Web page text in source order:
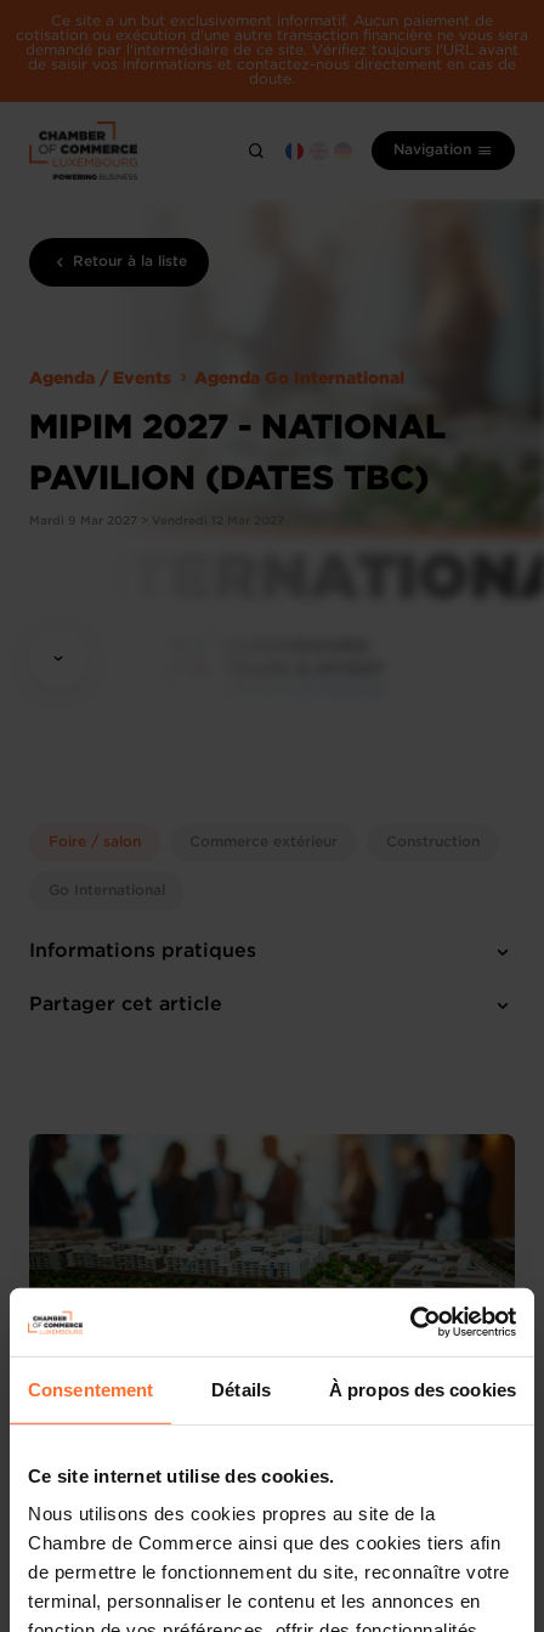
Consentement Détails À propos des cookies
Ce site internet utilise des cookies.
Nous utilisons des cookies propres au site de la
Chambre de Commerce ainsi que des cookies tiers afin
de permettre le fonctionnement du site, reconnaître votre
terminal, personnaliser le contenu et les annonces en
Ce site a un but exclusivement informatif. Aucun paiement de
cotisation ou exécution d'une autre transaction financière ne vous sera
demandé par l'intermédiaire de ce site. Vérifiez toujours l'URL avant
de saisir vos informations et contactez-nous directement en cas de
doute.
Navigation
Retour à la liste
Agenda / Events Agenda Go International
MIPIM 2027 - NATIONAL
PAVILION (DATES TBC)
Mardi 9 Mar 2027 > Vendredi 12 Mar 2027
Foire / salon Commerce extérieur Construction
Go International
Informations pratiques
Mardi 9 Mar 2027 > Vendredi 12 Mar 2027
Partager cet article
Interested? Please click on the button below to mark
your interest: